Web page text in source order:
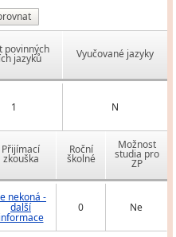
povinných
jazyků Vyučované jazyky
1 N
Přijímací
zkouška
Roční
školné
Možnost
studia pro
ZP
nekoná -
další
informace
0 Ne